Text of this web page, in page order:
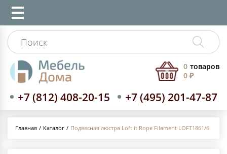
+7 (812) 408-20-15 +7 (495) 201-47-87
0 товаров
0 ₽
Главная Каталог Подвесная люстра Loft it Rope Filament LOFT1861/6